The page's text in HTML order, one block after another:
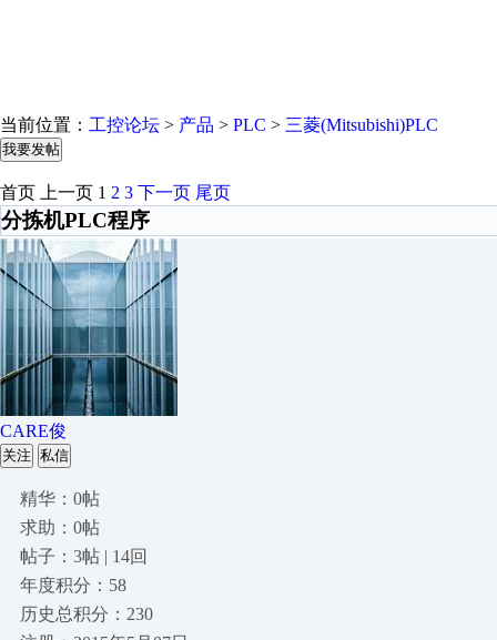
当前位置： 工控论坛 > 产品 > PLC > 三菱(Mitsubishi)PLC
我要发帖
首页 上一页 1 2 3 下一页 尾页
分拣机PLC程序
CARE俊
关注 私信
精华：0帖
求助：0帖
帖子：3帖 | 14回
年度积分：58
历史总积分：230